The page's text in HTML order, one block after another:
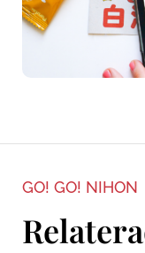
GO! GO! NIHON